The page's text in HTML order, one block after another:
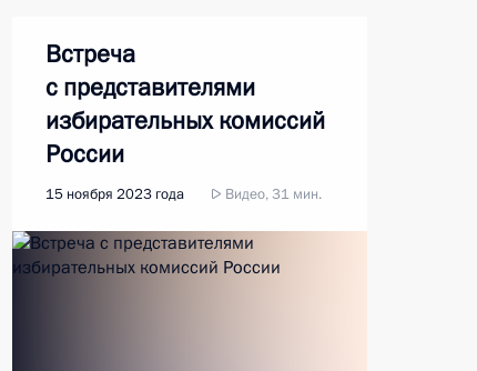
Встреча
с представителями
избирательных комиссий
России
15 ноября 2023 года Видео, 31 мин.